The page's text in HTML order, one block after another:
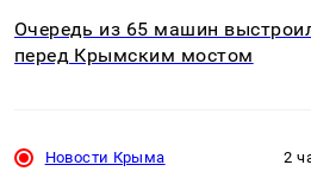
Таких событий не
Очередь из 65 машин
перед Крымским мостом
Новости Крыма 2